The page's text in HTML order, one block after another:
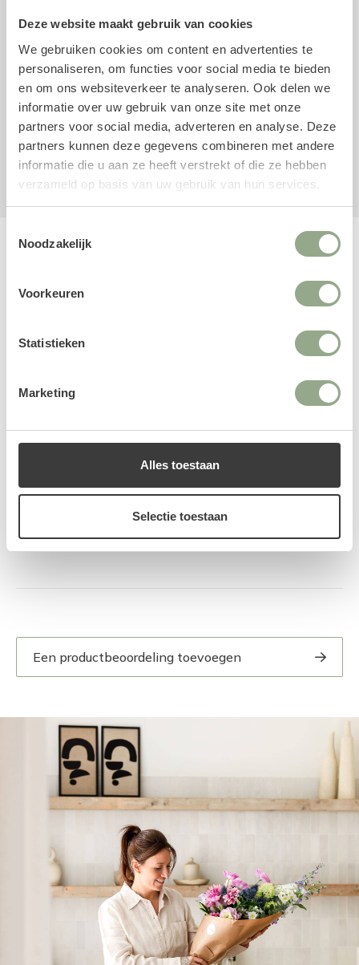
Deze website maakt gebruik van cookies
We gebruiken cookies om content en advertenties te
personaliseren, om functies voor social media te bieden
en om ons websiteverkeer te analyseren. Ook delen we
informatie over uw gebruik van onze site met onze
partners voor social media, adverteren en analyse. Deze
partners kunnen deze gegevens combineren met andere
informatie die u aan ze heeft verstrekt of die ze hebben
verzameld op basis van uw gebruik van hun services.
Noodzakelijk
Voorkeuren
Statistieken
Marketing
Alles toestaan
Selectie toestaan
Combinatie met zijden bloemen
Ben je nog op zoek naar mooie zijden bloemen voor in de
vaas? Neem dan een kijkje in onze uitgebreide collecties
kunstboekettenof lossekunststelen.
Artic Glas
1 productreview
de bloemen zijn prachtig.
11 Januari 2026
Een productbeoordeling toevoegen